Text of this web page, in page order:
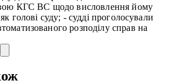
КГС ВС щодо висловлення йому
голові суду; - судді проголосували
розподілу справ на